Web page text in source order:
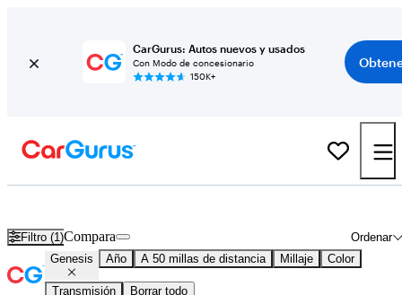
CarGurus: Autos nuevos y usados
Con Modo de concesionario
150K+
Filtro (1) Ordenar
Compara
Genesis Año A 50 millas de distancia Millaje Color
Transmisión Borrar todo